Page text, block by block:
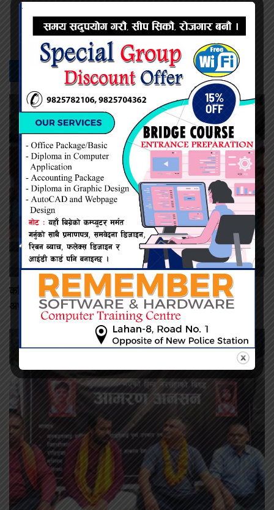
प्रदिप सिंह
सम्बन्धित -समाचार
कमिशन नदिँदा दुःख दिइयो’ भन्ने सहकारी सञ्चालकको आरोप, वडा
अध्यक्षद्वारा अस्वीकार